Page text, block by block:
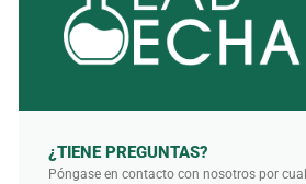
¿TIENE PREGUNTAS?
Póngase en contacto con nosotros por